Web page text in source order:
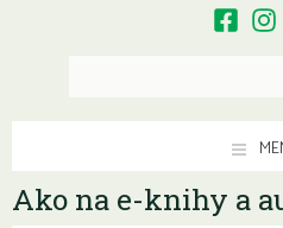
Ako na e-knihy a